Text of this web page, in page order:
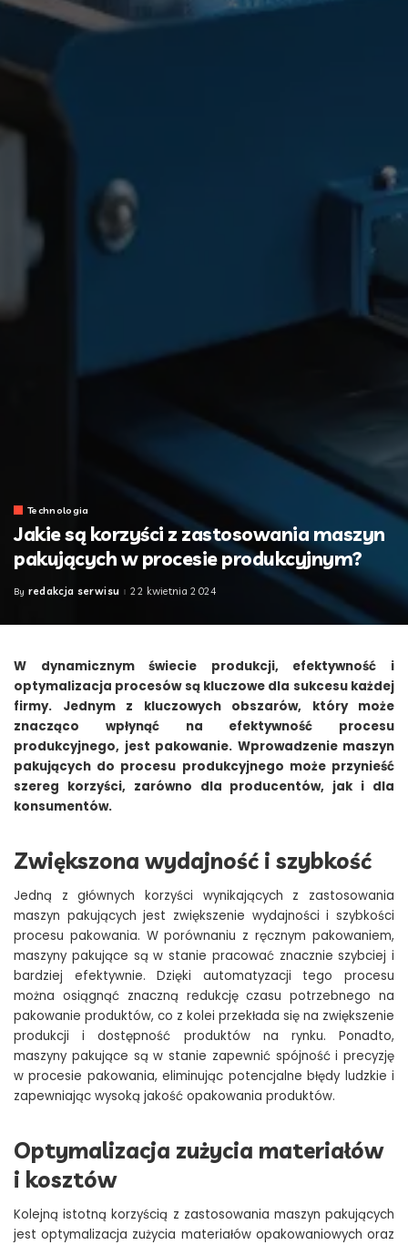
Technologia
Jakie są korzyści z zastosowania maszyn
pakujących w procesie produkcyjnym?
Posted
By redakcja serwisu 22 kwietnia 2024
W dynamicznym świecie produkcji, efektywność i
optymalizacja procesów są kluczowe dla sukcesu każdej
firmy. Jednym z kluczowych obszarów, który może
znacząco wpłynąć na efektywność procesu
produkcyjnego, jest pakowanie. Wprowadzenie maszyn
pakujących do procesu produkcyjnego może przynieść
szereg korzyści, zarówno dla producentów, jak i dla
konsumentów.
Zwiększona wydajność i szybkość
Jedną z głównych korzyści wynikających z zastosowania
maszyn pakujących jest zwiększenie wydajności i szybkości
procesu pakowania. W porównaniu z ręcznym pakowaniem,
maszyny pakujące są w stanie pracować znacznie szybciej i
bardziej efektywnie. Dzięki automatyzacji tego procesu
można osiągnąć znaczną redukcję czasu potrzebnego na
pakowanie produktów, co z kolei przekłada się na zwiększenie
produkcji i dostępność produktów na rynku. Ponadto,
maszyny pakujące są w stanie zapewnić spójność i precyzję
w procesie pakowania, eliminując potencjalne błędy ludzkie i
zapewniając wysoką jakość opakowania produktów.
Optymalizacja zużycia materiałów
i kosztów
Kolejną istotną korzyścią z zastosowania maszyn pakujących
jest optymalizacja zużycia materiałów opakowaniowych oraz